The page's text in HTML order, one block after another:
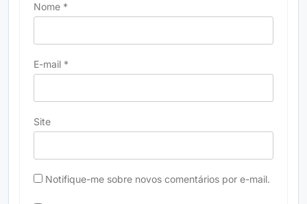
Nome *
E-mail *
Site
Notifique-me sobre novos comentários por e-mail.